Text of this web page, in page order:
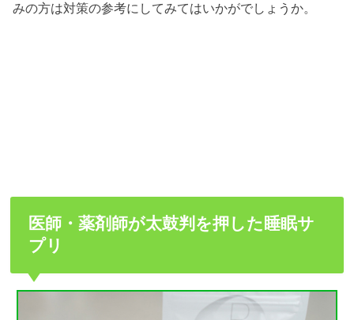
みの方は対策の参考にしてみてはいかがでしょうか。
医師・薬剤師が太鼓判を押した睡眠サ
プリ